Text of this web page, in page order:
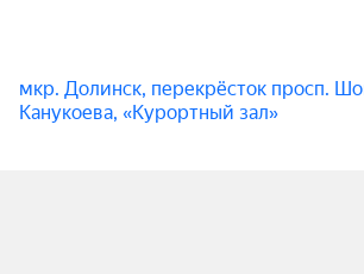
мкр. Долинск, перекрёсток просп.
Канукоева, «Курортный зал»